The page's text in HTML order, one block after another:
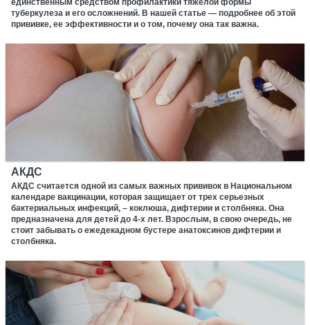
туберкулеза и его осложнений. В нашей статье — подробнее об этой
прививке, ее эффективности и о том, почему она так важна.
АКДС
АКДС считается одной из самых важных прививок в Национальном
календаре вакцинации, которая защищает от трех серьезных
бактериальных инфекций, – коклюша, дифтерии и столбняка. Она
предназначена для детей до 4-х лет. Взрослым, в свою очередь, не
стоит забывать о ежедекадном бустере анатоксинов дифтерии и
столбняка.